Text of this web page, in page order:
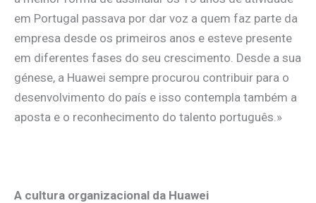
em Portugal passava por dar voz a quem faz parte da
empresa desde os primeiros anos e esteve presente
em diferentes fases do seu crescimento. Desde a sua
génese, a Huawei sempre procurou contribuir para o
desenvolvimento do país e isso contempla também a
aposta e o reconhecimento do talento português.»
A cultura organizacional da Huawei